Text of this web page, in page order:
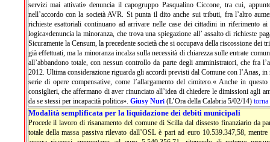
servizi mai attivati» denuncia il capogruppo Pasqualino Ciccone, tra cui,
nell’accordo con la società AVR. Si punta il dito anche sui tributi, fra l’altro
richieste esattoriali continuano ad arrivare nelle case dei cittadini in riferimento
logica»denuncia la minoranza, che trova una spiegazione all’ assalto di richieste
Sicuramente la Censum, la precedente società che si occupava della riscossione
già effettuati, ma la minoranza incalza sulla necessità di chiarezza sulle entrate
all’abbandono totale, con nessun controllo da parte degli amministratori, che fra
2012. Ultima considerazione riguarda gli accordi previsti dal Comune con l’Anas,
serie di opere compensative, come l’allargamento del cimitero.« Anche in
consiglieri, che affermano di aver rinunciato all’idea di chiedere le dimissioni agli
da se stessi per incapacità politica». Giusy Nuri(L’Ora della Calabria 5/02/14) torna
Modalità semplificata per la liquidazione dei debiti municipali
Procede il lavoro di risanamento del comune di Scilla dal dissesto finanziario da
totale della massa passiva rilevato dall’OSL è pari ad euro 10.539.347,58,